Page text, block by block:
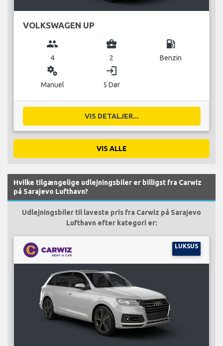
VOLKSWAGEN UP
group
4
business_center
2
local_gas_station
Benzin
miscellaneous_services
Manuel
login
5 Dør
VIS DETALJER...
VIS ALLE
Hvilke tilgængelige udlejningsbiler er billigst fra Carwiz
på Sarajevo Lufthavn?
Udlejningsbiler til laveste pris fra Carwiz på Sarajevo
Lufthavn efter kategori er:
LUKSUS